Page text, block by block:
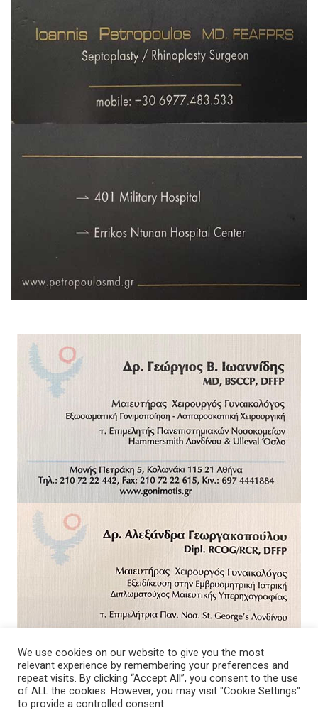
We use cookies on our website to give you the most
relevant experience by remembering your preferences and
repeat visits. By clicking “Accept All”, you consent to the use
of ALL the cookies. However, you may visit "Cookie Settings"
to provide a controlled consent.